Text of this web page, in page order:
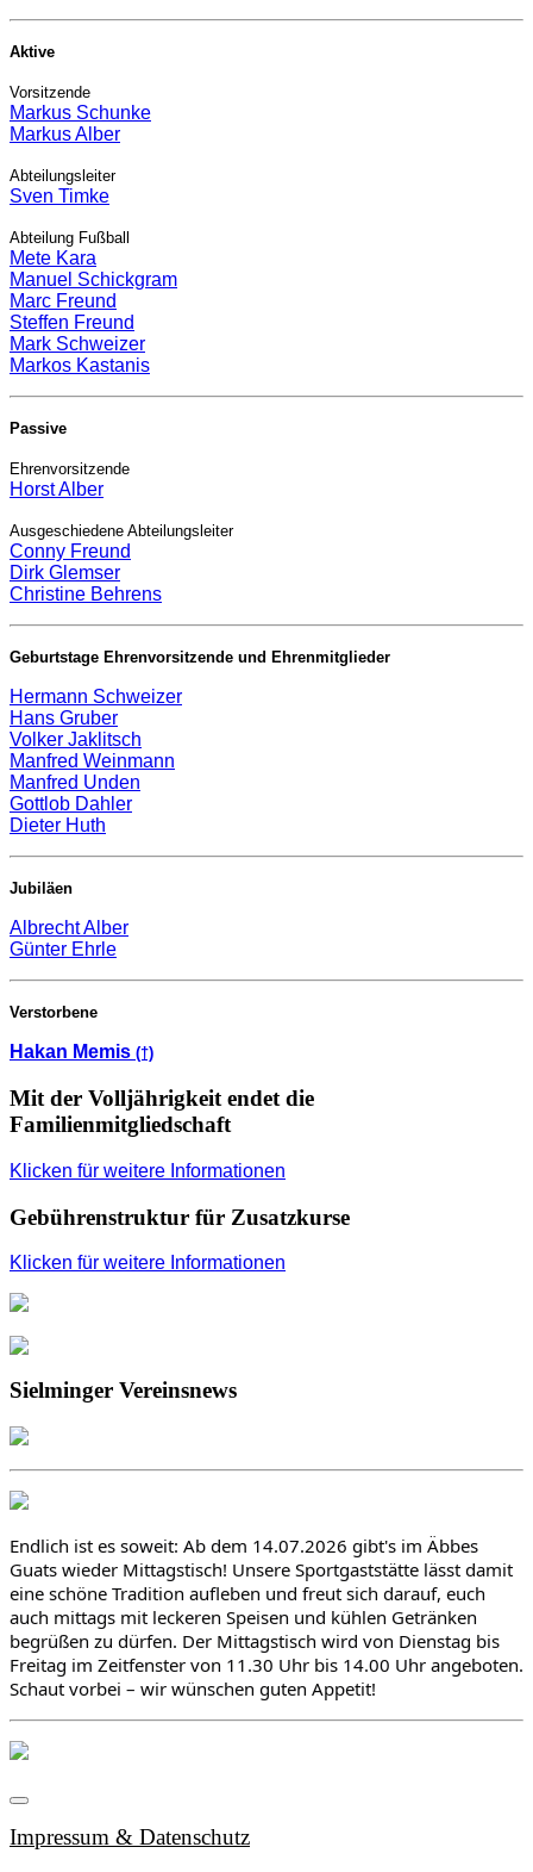
Aktive
Vorsitzende
Markus Schunke
Markus Alber
Abteilungsleiter
Sven Timke
Abteilung Fußball
Mete Kara
Manuel Schickgram
Marc Freund
Steffen Freund
Mark Schweizer
Markos Kastanis
Passive
Ehrenvorsitzende
Horst Alber
Ausgeschiedene Abteilungsleiter
Conny Freund
Dirk Glemser
Christine Behrens
Geburtstage Ehrenvorsitzende und Ehrenmitglieder
Hermann Schweizer
Hans Gruber
Volker Jaklitsch
Manfred Weinmann
Manfred Unden
Gottlob Dahler
Dieter Huth
Jubiläen
Albrecht Alber
Günter Ehrle
Verstorbene
Hakan Memis (†)
Mit der Volljährigkeit endet die
Familienmitgliedschaft
Klicken für weitere Informationen
Gebührenstruktur für Zusatzkurse
Klicken für weitere Informationen
Sielminger Vereinsnews
Endlich ist es soweit: Ab dem 14.07.2026 gibt's im Äbbes
Guats wieder Mittagstisch! Unsere Sportgaststätte lässt damit
eine schöne Tradition aufleben und freut sich darauf, euch
auch mittags mit leckeren Speisen und kühlen Getränken
begrüßen zu dürfen. Der Mittagstisch wird von Dienstag bis
Freitag im Zeitfenster von 11.30 Uhr bis 14.00 Uhr angeboten.
Schaut vorbei – wir wünschen guten Appetit!
Impressum & Datenschutz